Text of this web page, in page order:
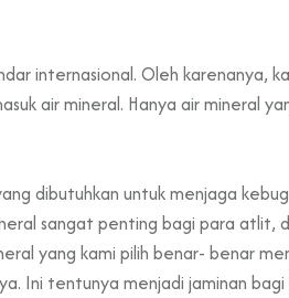
internasional. Oleh karenanya,
air mineral. Hanya air mineral
dibutuhkan untuk menjaga
sangat penting bagi para
yang kami pilih benar- benar
Ini tentunya menjadi jaminan